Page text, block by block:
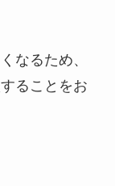
なるため、
ることをお